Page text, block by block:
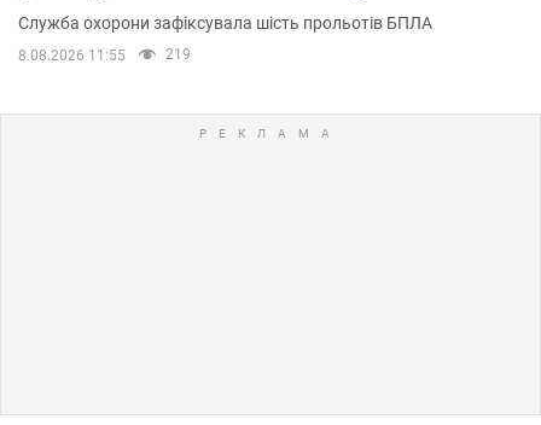
Служба охорони зафіксувала шість прольотів БПЛА
8.08.2026 11:55 219